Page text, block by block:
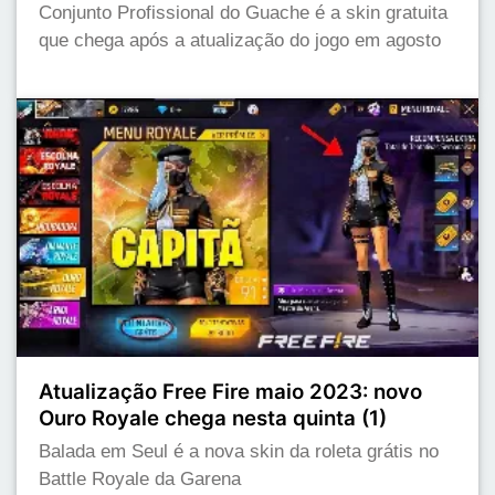
Conjunto Profissional do Guache é a skin gratuita
que chega após a atualização do jogo em agosto
Atualização Free Fire maio 2023: novo
Ouro Royale chega nesta quinta (1)
Balada em Seul é a nova skin da roleta grátis no
Battle Royale da Garena